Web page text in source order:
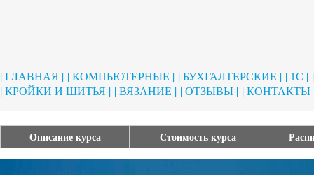
| ГЛАВНАЯ | | КОМПЬЮТЕРНЫЕ | | БУХГАЛТЕРСКИЕ | | 1С |
| КРОЙКИ И ШИТЬЯ | | ВЯЗАНИЕ | | ОТЗЫВЫ | | КОНТАКТЫ
Описание курса Стоимость курса